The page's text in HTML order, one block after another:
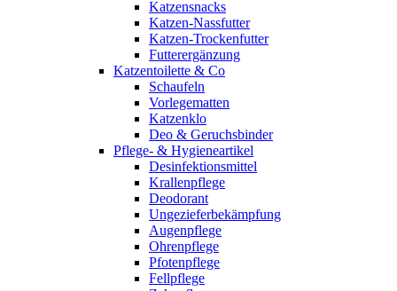
Katzensnacks
Katzen-Nassfutter
Katzen-Trockenfutter
Futterergänzung
Katzentoilette & Co
Schaufeln
Vorlegematten
Katzenklo
Deo & Geruchsbinder
Pflege- & Hygieneartikel
Desinfektionsmittel
Krallenpflege
Deodorant
Ungezieferbekämpfung
Augenpflege
Ohrenpflege
Pfotenpflege
Fellpflege